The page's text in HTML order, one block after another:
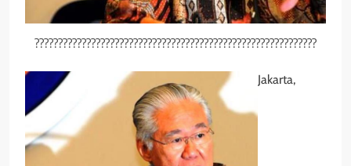
????????????????????????????????????????????????????????????
Jakarta,